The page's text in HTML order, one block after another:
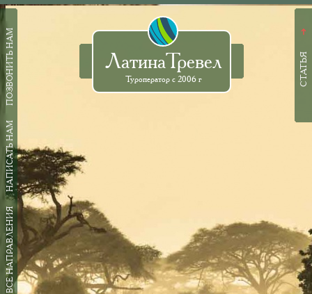
ЛатинаТревел
Туроператор с 2006 г
ПОЗВОНИТЬ НАМ
НАПИСАТЬ НАМ
ВСЕ НАПРАВЛЕНИЯ
➜
СТАТЬЯ